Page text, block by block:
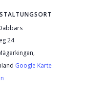
24
,
Google Karte